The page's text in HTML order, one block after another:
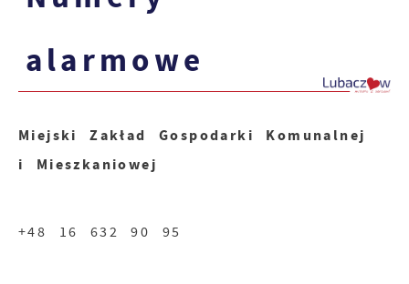
alarmowe
Miejski Zakład Gospodarki Komunalnej
i Mieszkaniowej
+48 16 632 90 95